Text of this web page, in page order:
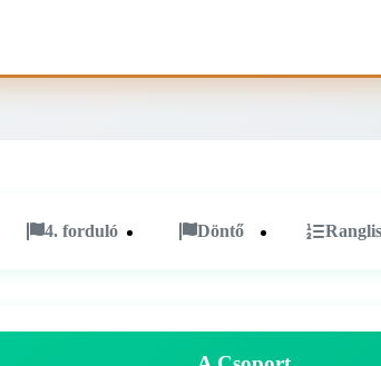
4. forduló Döntő